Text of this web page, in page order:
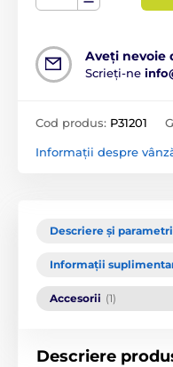
Aveți nevoie
Scrieți-ne
Cod produs: P31201
Informații despre
Descriere și parametri
Informații
Accesorii (1)
Descriere